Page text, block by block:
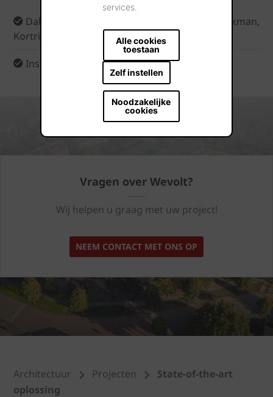
services.
Alle cookies
toestaan
Zelf instellen
Noodzakelijke
cookies
Dakwerker: Tom Stockman, Dakwerken Stockman,
Kortrijk
Installatie: Depauw Electro
Vragen over Wevolt?
Wij helpen u graag met uw project!
NEEM CONTACT MET ONS OP
Architectuur Projecten
State-of-the-art
oplossing